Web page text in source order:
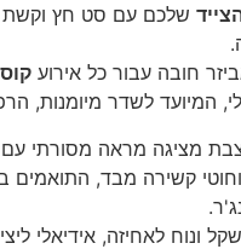
שלכם עם סט חץ וקשת
חובה עבור כל אירוע
המיועד לשדר מיומנות,
מציגה מראה מסורתי עם
וחוטי קשירה מבד, התואמים
ונוח לאחיזה, אידיאלי